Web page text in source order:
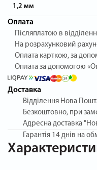
1,2 мм
Оплата
Післяплатою в
На розрахунковий
Оплата карткою, за
Оплата за допомогою
Доставка
Відділення Нова
Безкоштовно, при
Адресна доставка
Гарантія 14 днів на